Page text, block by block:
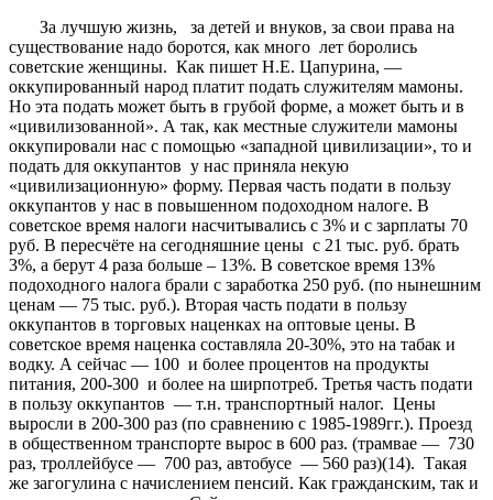
За лучшую жизнь, за детей и внуков, за свои права на
существование надо боротся, как много лет боролись
советские женщины. Как пишет Н.Е. Цапурина, —
оккупированный народ платит подать служителям мамоны.
Но эта подать может быть в грубой форме, а может быть и в
«цивилизованной». А так, как местные служители мамоны
оккупировали нас с помощью «западной цивилизации», то и
подать для оккупантов у нас приняла некую
«цивилизационную» форму. Первая часть подати в пользу
оккупантов у нас в повышенном подоходном налоге. В
советское время налоги насчитывались с 3% и с зарплаты 70
руб. В пересчёте на сегодняшние цены с 21 тыс. руб. брать
3%, а берут 4 раза больше – 13%. В советское время 13%
подоходного налога брали с заработка 250 руб. (по нынешним
ценам — 75 тыс. руб.). Вторая часть подати в пользу
оккупантов в торговых наценках на оптовые цены. В
советское время наценка составляла 20-30%, это на табак и
водку. А сейчас — 100 и более процентов на продукты
питания, 200-300 и более на ширпотреб. Третья часть подати
в пользу оккупантов — т.н. транспортный налог. Цены
выросли в 200-300 раз (по сравнению с 1985-1989гг.). Проезд
в общественном транспорте вырос в 600 раз. (трамвае — 730
раз, троллейбусе — 700 раз, автобусе — 560 раз)(14). Такая
же загогулина с начислением пенсий. Как гражданским, так и